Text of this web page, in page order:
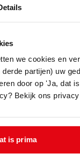
we cookies en
partijen) uw
door op 'Ja, dat
Bekijk ons
is prima